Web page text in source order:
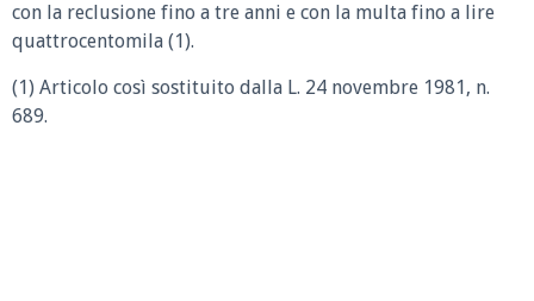
con la reclusione fino a tre anni e con la multa fino a lire
quattrocentomila (1).
(1) Articolo così sostituito dalla L. 24 novembre 1981, n.
689.